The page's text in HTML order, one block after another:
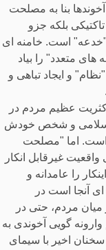
بنا به مصلحت
بلکه جزو
"خدعه" است. خامنه ای
های متعدد" را بیاد
و ایجاد تباهی و
عظیم مردم در
اسلامی و شخص خودش
است. اما "مصلحت
غیرقابل انکار
را عامدانه و
ای آنجا است در
میان مردم، حتی در
گویی آخوندی به
اخیر با سیمای